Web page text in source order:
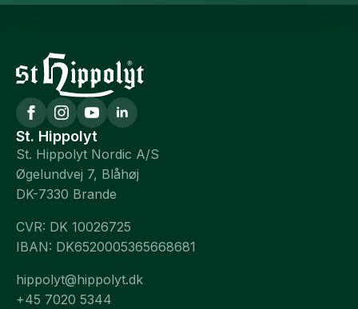
St. Hippolyt
St. Hippolyt Nordic A/S
Øgelundvej 7, Blåhøj
DK-7330 Brande
CVR: DK 10026725
IBAN: DK6520005365668681
hippolyt@hippolyt.dk
+45 7020 5344